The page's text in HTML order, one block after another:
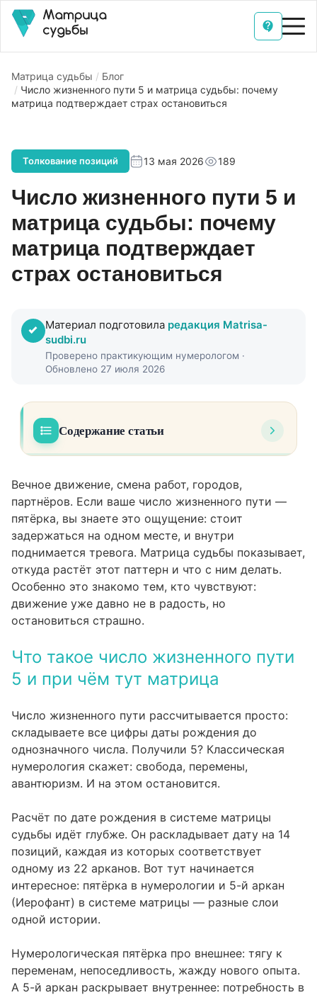
Матрица судьбы
Блог
Число жизненного пути 5 и матрица судьбы: почему
матрица подтверждает страх остановиться
Толкование позиций 13 мая 2026 189
Число жизненного пути 5 и
матрица судьбы: почему
матрица подтверждает
страх остановиться
Материал подготовила редакция Matrisa-
sudbi.ru
Проверено практикующим нумерологом ·
Обновлено 27 июля 2026
Содержание статьи
чём тут матрица
02 Расшифровка: откуда берётся страх
остановиться
03 Что значит 5-й аркан в разных позициях
матрицы
04
Как проработать страх остановки:
конкретные шаги
ловушки
Вечное движение, смена работ, городов,
партнёров. Если ваше число жизненного пути —
пятёрка, вы знаете это ощущение: стоит
задержаться на одном месте, и внутри
поднимается тревога. Матрица судьбы показывает,
откуда растёт этот паттерн и что с ним делать.
Особенно это знакомо тем, кто чувствуют:
движение уже давно не в радость, но
остановиться страшно.
Что такое число жизненного пути
5 и при чём тут матрица
Число жизненного пути рассчитывается просто:
складываете все цифры даты рождения до
однозначного числа. Получили 5? Классическая
нумерология скажет: свобода, перемены,
авантюризм. И на этом остановится.
Расчёт по дате рождения в системе матрицы
судьбы идёт глубже. Он раскладывает дату на 14
позиций, каждая из которых соответствует
одному из 22 арканов. Вот тут начинается
интересное: пятёрка в нумерологии и 5-й аркан
(Иерофант) в системе матрицы — разные слои
одной истории.
Нумерологическая пятёрка про внешнее: тягу к
переменам, непоседливость, жажду нового опыта.
А 5-й аркан раскрывает внутреннее: потребность в